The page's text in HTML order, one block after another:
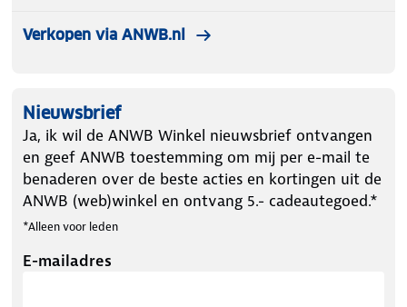
Verkopen via ANWB.nl
Nieuwsbrief
Ja, ik wil de ANWB Winkel nieuwsbrief ontvangen
en geef ANWB toestemming om mij per e-mail te
benaderen over de beste acties en kortingen uit de
ANWB (web)winkel en ontvang 5.- cadeautegoed.*
*Alleen voor leden
E-mailadres